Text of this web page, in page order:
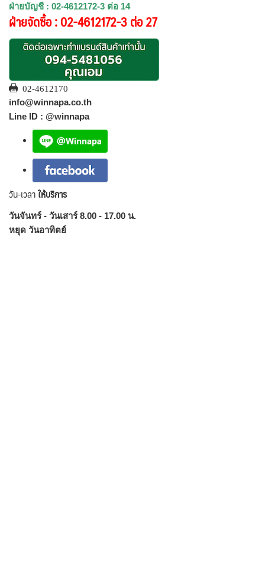
ฝ่ายบัญชี : 02-4612172-3 ต่อ 14
ฝ่ายจัดซื้อ : 02-4612172-3 ต่อ 27
02-4612170
info@winnapa.co.th
Line ID : @winnapa
วัน-เวลาให้บริการ
วันจันทร์ - วันเสาร์ 8.00 - 17.00 น.
หยุด วันอาทิตย์